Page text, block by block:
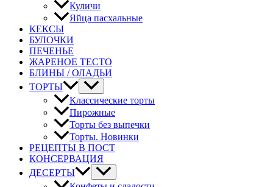
Куличи
Яйца пасхальные
КЕКСЫ
БУЛОЧКИ
ПЕЧЕНЬЕ
ЖАРЕНОЕ ТЕСТО
БЛИНЫ / ОЛАДЬИ
ТОРТЫ
Классические торты
Пирожные
Торты без выпечки
Торты. Новинки
РЕЦЕПТЫ В ПОСТ
КОНСЕРВАЦИЯ
ДЕСЕРТЫ